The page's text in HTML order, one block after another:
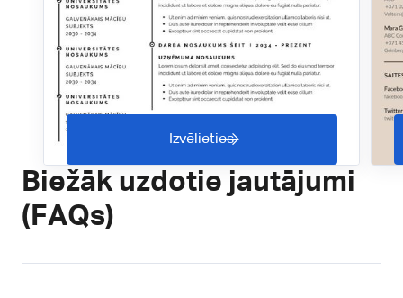
Izvēlieties
Biežāk uzdotie jautājumi
(FAQs)